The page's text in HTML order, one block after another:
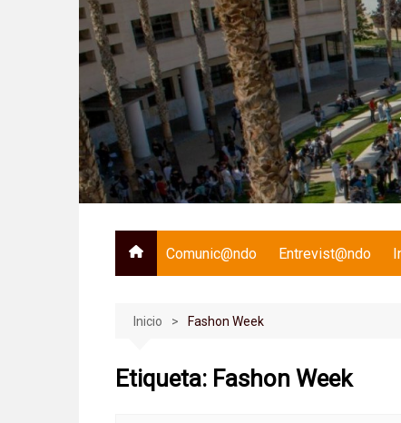
Comunic@ndo Entrevist@ndo
Inicio Fashon Week
Etiqueta: Fashon Week